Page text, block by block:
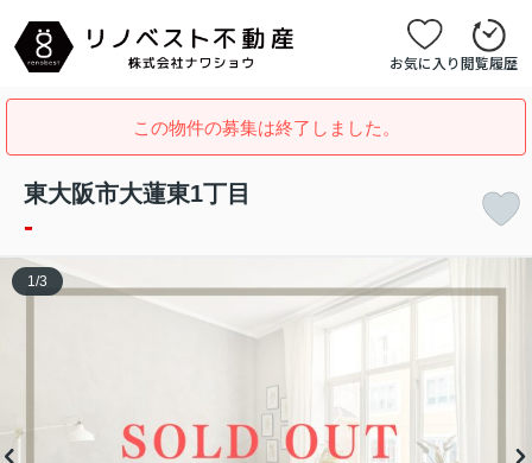
お気に入り閲覧履歴
この物件の募集は終了しました。
東大阪市大蓮東1丁目
-
1 /3